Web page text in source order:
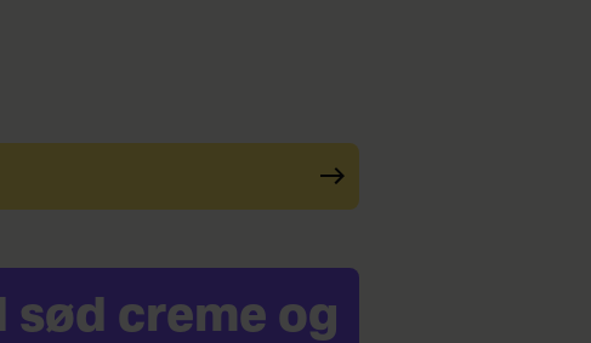
sød creme og